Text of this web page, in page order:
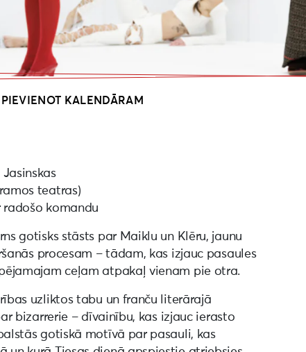
PIEVIENOT KALENDĀRAM
teatras)
radošo komandu
gotisks stāsts par Maiklu un Klēru, jaunu
procesam – tādam, kas izjauc pasaules
ceļam atpakaļ vienam pie otra.
uzliktos tabu un franču literārajā
bizarrerie – dīvainību, kas izjauc ierasto
gotiskā motīvā par pasauli, kas